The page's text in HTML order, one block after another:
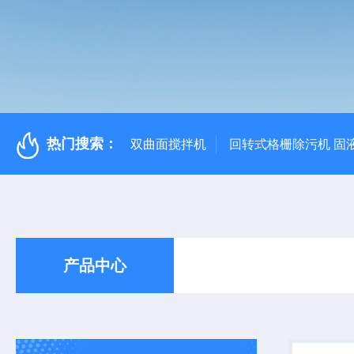
热门搜索： 双曲面搅拌机 回转式格栅除污机 固
产品中心